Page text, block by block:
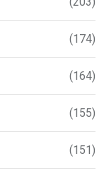
(174)
(164)
(155)
(151)